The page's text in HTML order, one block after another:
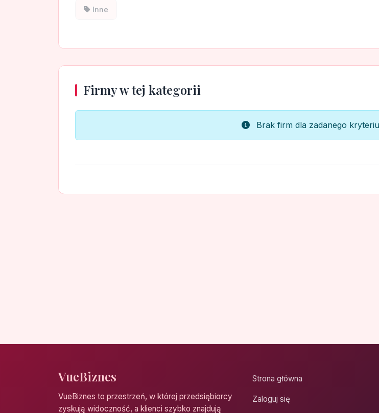
Inne
Firmy w tej kategorii
Brak firm dla zadanego
VueBiznes
VueBiznes to przestrzeń, w której przedsiębiorcy
zyskują widoczność, a klienci szybko znajdują
Strona główna
Zaloguj się